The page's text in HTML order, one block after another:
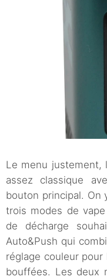
Le menu justement,
assez classique
bouton principal. On
trois modes de
de décharge
Auto&Push qui
réglage couleur
bouffées. Les deux